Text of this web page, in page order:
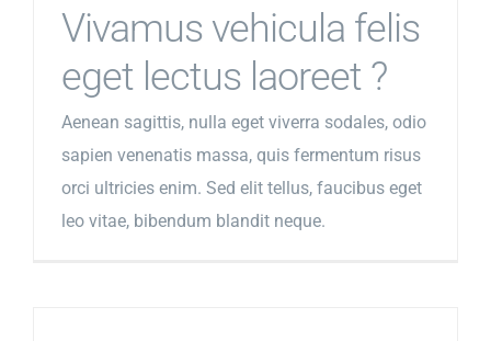
Vivamus vehicula felis
eget lectus laoreet ?
Aenean sagittis, nulla eget viverra sodales, odio
sapien venenatis massa, quis fermentum risus
orci ultricies enim. Sed elit tellus, faucibus eget
leo vitae, bibendum blandit neque.